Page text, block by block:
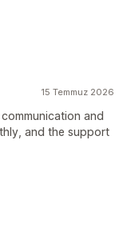
15 Temmuz 2026
and
and the support